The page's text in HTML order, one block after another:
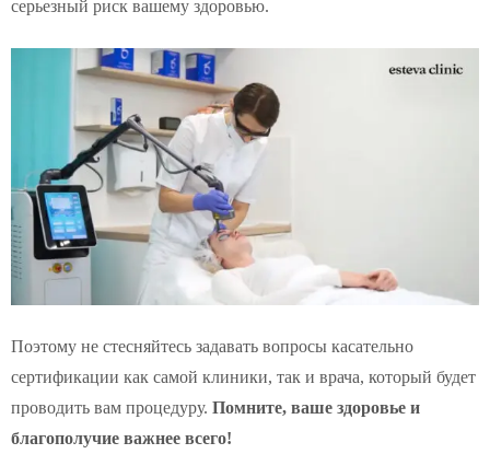
серьезный риск вашему здоровью.
Поэтому не стесняйтесь задавать вопросы касательно
сертификации как самой клиники, так и врача, который будет
проводить вам процедуру. Помните, ваше здоровье и
благополучие важнее всего!